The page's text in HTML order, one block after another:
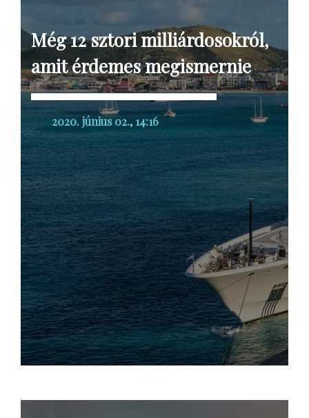
Még 12 sztori milliárdosokról,
amit érdemes megismernie
2020. június 02., 14:16